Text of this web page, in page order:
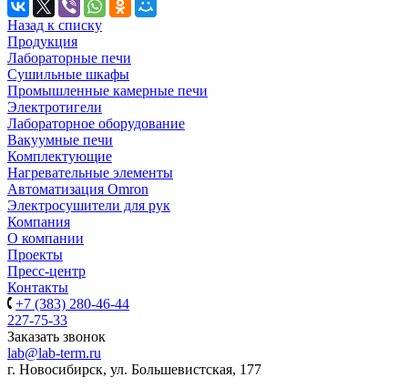
Назад к списку
Продукция
Лабораторные печи
Сушильные шкафы
Промышленные камерные печи
Электротигели
Лабораторное оборудование
Вакуумные печи
Комплектующие
Нагревательные элементы
Автоматизация Omron
Электросушители для рук
Компания
О компании
Проекты
Пресс-центр
Контакты
+7 (383) 280-46-44
227-75-33
Заказать звонок
lab@lab-term.ru
г. Новосибирск, ул. Большевистская, 177